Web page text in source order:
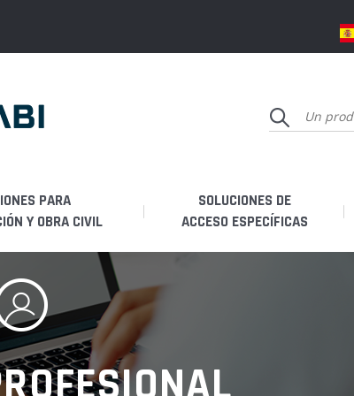
PARA
Y OBRA CIVIL
SOLUCIONES DE
ACCESO ESPECÍFICAS